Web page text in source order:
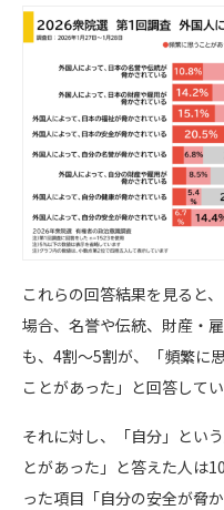
これらの回答結果を見ると
場合、名誉や伝統、財産・
も、4割〜5割が、「頻繁に
ことがあった」と回答してい
それに対し、「自分」とい
とがあった」と答えた人は
った項目「自分の安全が脅